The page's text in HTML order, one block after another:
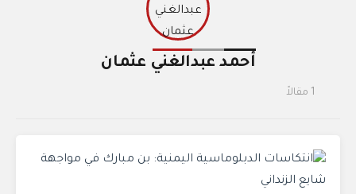
أحمد عبدالغني عثمان
1 مقالاً